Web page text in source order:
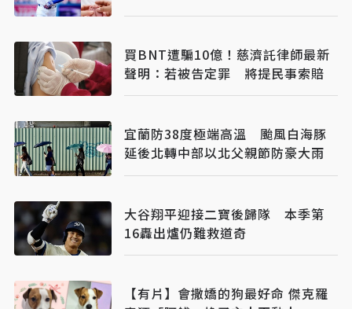
買BNT遭騙10億！慈濟託律師最新
聲明：若被告定罪 將提民事索賠
宜蘭防38度極端高溫 颱風白海豚
延後北轉中部以北父親節防豪大雨
大谷翔平迎接二寶後歸隊 本季第
16轟出爐仍難救道奇
【有片】會撒嬌的狗最好命 傑克羅